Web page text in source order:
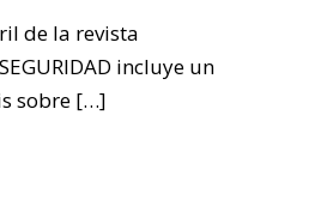
de la revista
incluye un
sobre […]